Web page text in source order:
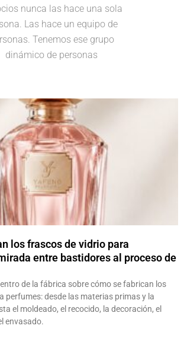
nunca las hace una sola
Las hace un equipo de
Tenemos ese grupo
dinámico de personas
los frascos de vidrio para
entre bastidores al proceso de
de la fábrica sobre cómo se fabrican los
perfumes: desde las materias primas y la
el moldeado, el recocido, la decoración, el
envasado.